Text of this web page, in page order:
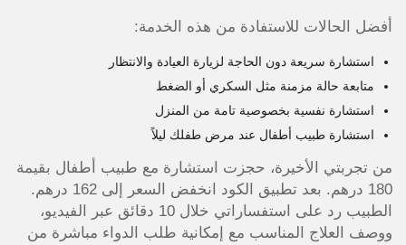
أفضل الحالات للاستفادة من هذه الخدمة:
استشارة سريعة دون الحاجة لزيارة العيادة والانتظار
متابعة حالة مزمنة مثل السكري أو الضغط
استشارة نفسية بخصوصية تامة من المنزل
استشارة طبيب أطفال عند مرض طفلك ليلاً
من تجربتي الأخيرة، حجزت استشارة مع طبيب أطفال بقيمة
180 درهم. بعد تطبيق الكود انخفض السعر إلى 162 درهم.
الطبيب رد على استفساراتي خلال 10 دقائق عبر الفيديو،
ووصف العلاج المناسب مع إمكانية طلب الدواء مباشرة من